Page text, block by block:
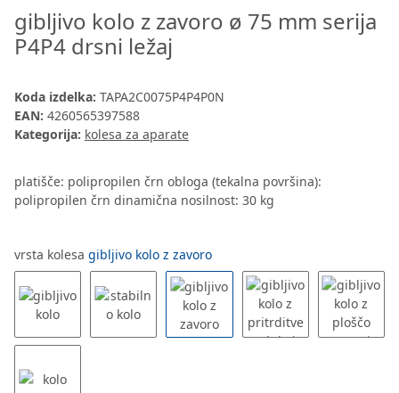
gibljivo kolo z zavoro ø 75 mm serija
P4P4 drsni ležaj
Koda izdelka: TAPA2C0075P4P4P0N
EAN: 4260565397588
Kategorija: kolesa za aparate
platišče: polipropilen črn obloga (tekalna površina):
polipropilen črn dinamična nosilnost: 30 kg
vrsta kolesa gibljivo kolo z zavoro